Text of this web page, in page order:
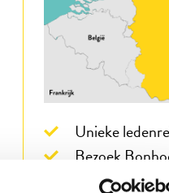
Unieke
Bezoek
Kamp